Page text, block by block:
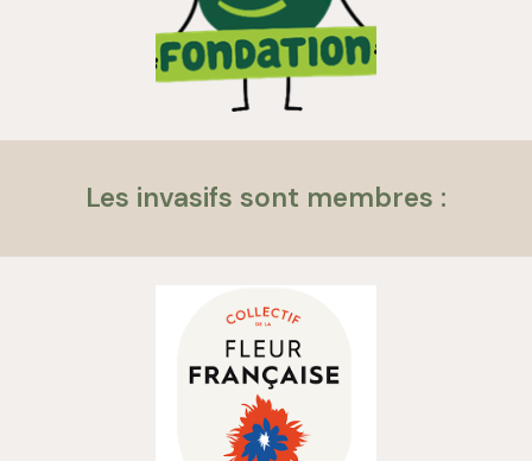
Les invasifs sont membres :